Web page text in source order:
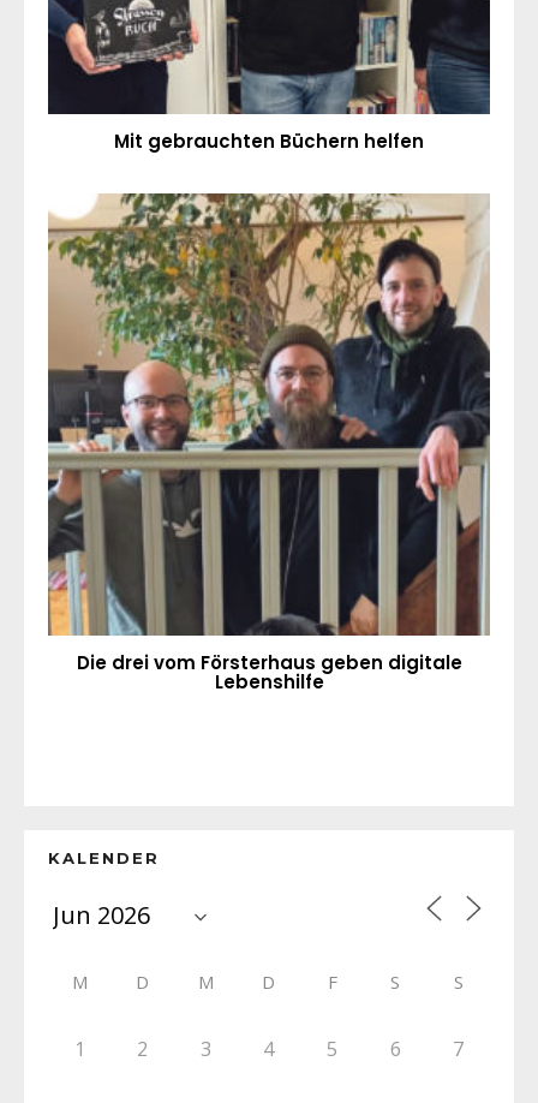
Mit gebrauchten Büchern helfen
Die drei vom Försterhaus geben digitale
Lebenshilfe
KALENDER
M D M D F S S
1 2 3 4 5 6 7